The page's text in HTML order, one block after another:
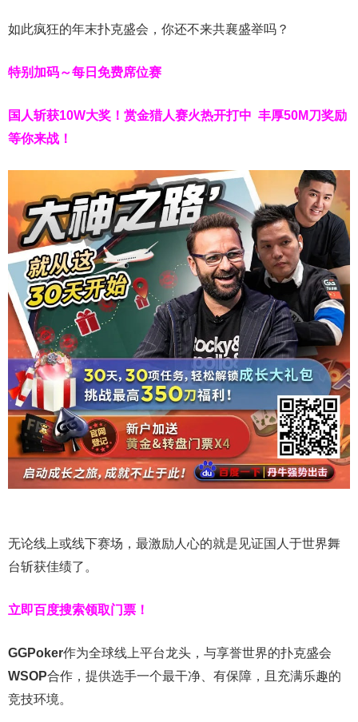
如此疯狂的年末扑克盛会，你还不来共襄盛举吗？
特别加码～每日免费席位赛
国人斩获10W大奖！ 赏金猎人赛火热开打中 丰厚50M刀奖励
等你来战！
无论线上或线下赛场，最激励人心的就是见证国人于世界舞
台斩获佳绩了。
立即百度搜索领取门票！
GGPoker作为全球线上平台龙头，与享誉世界的扑克盛会
WSOP合作，提供选手一个最干净、有保障，且充满乐趣的
竞技环境。